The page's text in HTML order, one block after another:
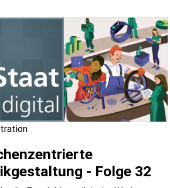
- Folge 32